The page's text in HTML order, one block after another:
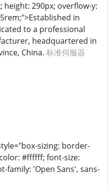
height: 290px; overflow-y:
in
to a professional
headquartered in
China. 标准伺服器
sizing: border-
#ffffff; font-size:
family: 'Open Sans', sans-